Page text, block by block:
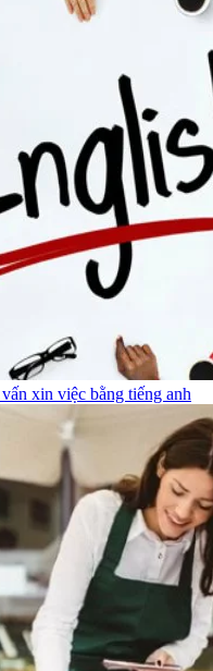
xin việc bằng tiếng anh